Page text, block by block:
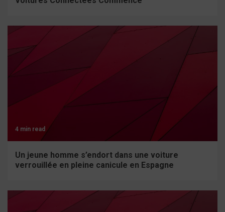
4 min read
Un jeune homme s’endort dans une voiture
verrouillée en pleine canicule en Espagne